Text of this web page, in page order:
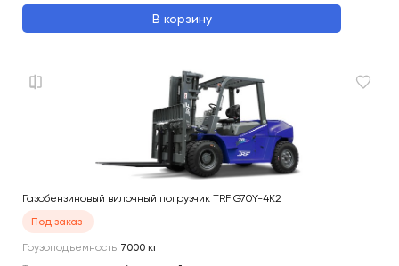
В корзину
Газобензиновый вилочный погрузчик TRF G70Y-4K2
Под заказ
Грузоподъемность 7000 кг